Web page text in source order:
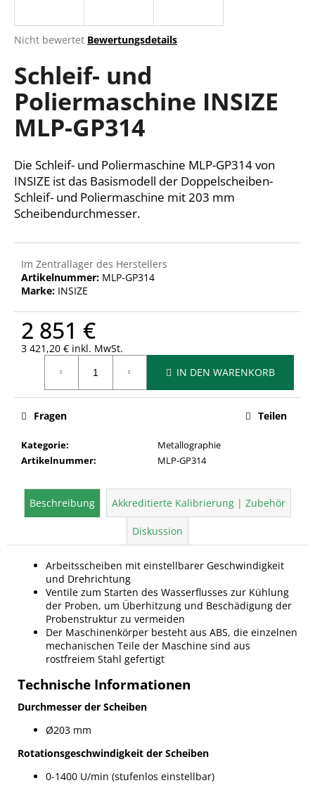
Die
Produktbewertung
ist
0,0
von
5
Sternen.
Nicht bewertet Bewertungsdetails
Schleif- und
Poliermaschine INSIZE
MLP-GP314
Die Schleif- und Poliermaschine MLP-GP314 von
INSIZE ist das Basismodell der Doppelscheiben-
Schleif- und Poliermaschine mit 203 mm
Scheibendurchmesser.
Im Zentrallager des Herstellers
Artikelnummer: MLP-GP314
Marke: INSIZE
2 851 €
3 421,20 € inkl. MwSt.
IN DEN WARENKORB
Kategorie:
Metallographie
Artikelnummer: MLP-GP314
Fragen Teilen
Beschreibung Akkreditierte Kalibrierung | Zubehör
Diskussion
Arbeitsscheiben mit einstellbarer Geschwindigkeit
und Drehrichtung
Ventile zum Starten des Wasserflusses zur Kühlung
der Proben, um Überhitzung und Beschädigung der
Probenstruktur zu vermeiden
Der Maschinenkörper besteht aus ABS, die einzelnen
mechanischen Teile der Maschine sind aus
rostfreiem Stahl gefertigt
Technische Informationen
Durchmesser der Scheiben
Ø203 mm
Rotationsgeschwindigkeit der Scheiben
0-1400 U/min (stufenlos einstellbar)
W
e
m
p
f
e
h
e
n